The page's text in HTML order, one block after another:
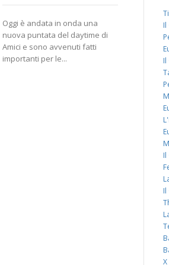
Oggi è andata in onda una
nuova puntata del daytime di
Amici e sono avvenuti fatti
importanti per le...
L’agonia
giorno
All’inizio
Il
Il
Il
Il